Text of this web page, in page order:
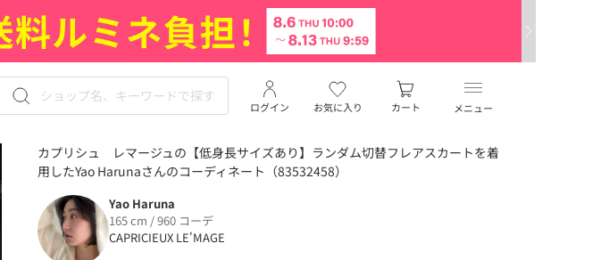
メニュー
お気に入り
ログイン カート
カプリシュ レマージュの【低身長サイズあり】ランダム切替フレアスカートを着
用したYao Harunaさんのコーディネート（83532458）
Yao Haruna
165 cm / 960 コーデ
CAPRICIEUX LE'MAGE